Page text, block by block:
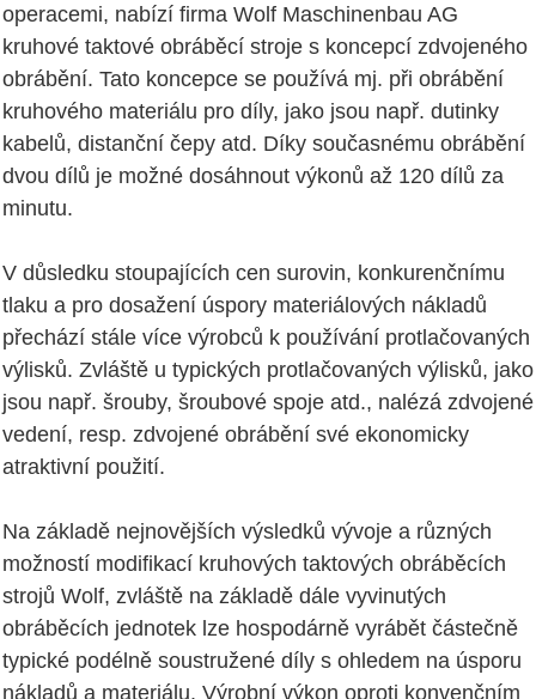
operacemi, nabízí firma Wolf Maschinenbau AG
kruhové taktové obráběcí stroje s koncepcí zdvojeného
obrábění. Tato koncepce se používá mj. při obrábění
kruhového materiálu pro díly, jako jsou např. dutinky
kabelů, distanční čepy atd. Díky současnému obrábění
dvou dílů je možné dosáhnout výkonů až 120 dílů za
minutu.
V důsledku stoupajících cen surovin, konkurenčnímu
tlaku a pro dosažení úspory materiálových nákladů
přechází stále více výrobců k používání protlačovaných
výlisků. Zvláště u typických protlačovaných výlisků, jako
jsou např. šrouby, šroubové spoje atd., nalézá zdvojené
vedení, resp. zdvojené obrábění své ekonomicky
atraktivní použití.
Na základě nejnovějších výsledků vývoje a různých
možností modifikací kruhových taktových obráběcích
strojů Wolf, zvláště na základě dále vyvinutých
obráběcích jednotek lze hospodárně vyrábět částečně
typické podélně soustružené díly s ohledem na úsporu
nákladů a materiálu. Výrobní výkon oproti konvenčním